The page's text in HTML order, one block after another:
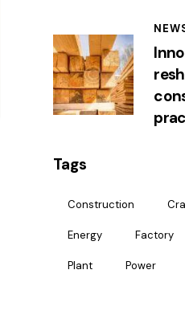
Tags
Construction
Energy Factory
Plant Power